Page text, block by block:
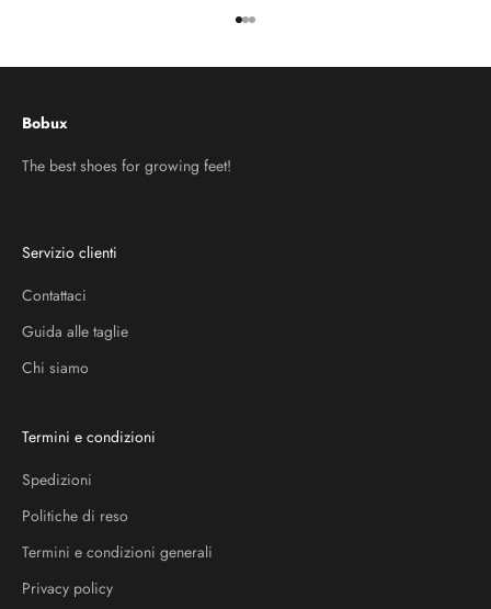
Vai all'articolo 1
Vai all'articolo 2
Vai all'articolo 3
Bobux
The best shoes for growing feet!
Servizio clienti
Contattaci
Guida alle taglie
Chi siamo
Termini e condizioni
Spedizioni
Politiche di reso
Termini e condizioni generali
Privacy policy